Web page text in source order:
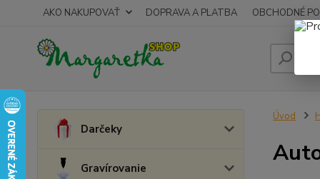
AKO NAKUPOVAŤ DOPRAVA A PLATBA OBCHODNÉ
Darčeky
Gravírovanie
Úvod